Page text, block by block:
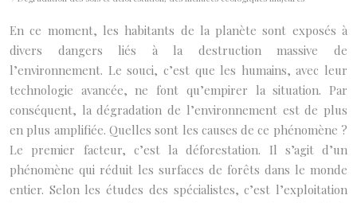
En ce moment, les habitants de la planète sont exposés à
divers dangers liés à la destruction massive de
l’environnement. Le souci, c’est que les humains, avec leur
technologie avancée, ne font qu’empirer la situation. Par
conséquent, la dégradation de l’environnement est de plus
en plus amplifiée. Quelles sont les causes de ce phénomène ?
Le premier facteur, c’est la déforestation. Il s’agit d’un
phénomène qui réduit les surfaces de forêts dans le monde
entier. Selon les études des spécialistes, c’est l’exploitation